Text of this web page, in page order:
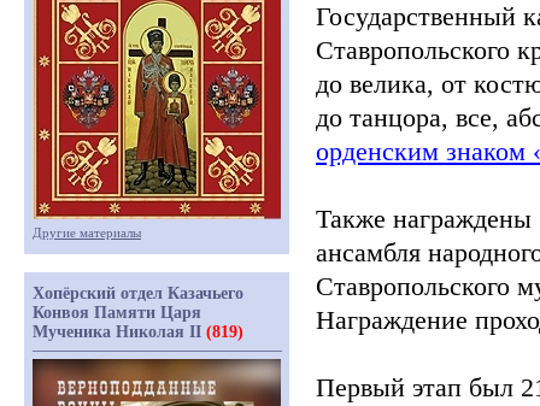
Государственный
Ставропольского
до велика, от
до танцора, все,
орденским знаком
Также награждены
ансамбля
Ставропольского
Награждение
Первый этап был
Другие материалы
Хопёрский отдел Казачьего
Конвоя Памяти Царя
Мученика Николая II (819)